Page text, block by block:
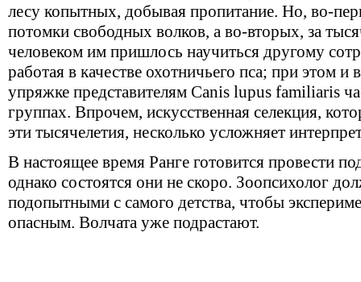
лесу копытных, добывая пропитание. Но, во-
потомки свободных волков, а во-вторых, за
человеком им пришлось научиться другому
работая в качестве охотничьего пса; при этом и
упряжке представителям Canis lupus familiaris
группах. Впрочем, искусственная селекция,
эти тысячелетия, несколько усложняет
В настоящее время Ранге готовится провести
однако состоятся они не скоро. Зоопсихолог
подопытными с самого детства, чтобы
опасным. Волчата уже подрастают.